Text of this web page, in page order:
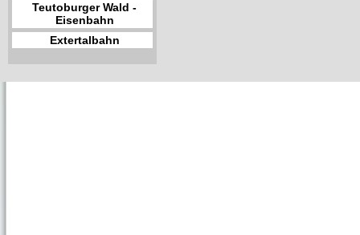
Teutoburger Wald -
Eisenbahn
Extertalbahn